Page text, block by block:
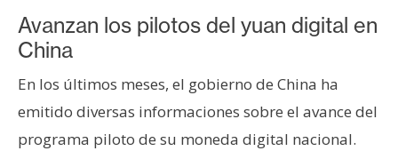
Avanzan los pilotos del yuan digital en
China
En los últimos meses, el gobierno de China ha
emitido diversas informaciones sobre el avance del
programa piloto de su moneda digital nacional.